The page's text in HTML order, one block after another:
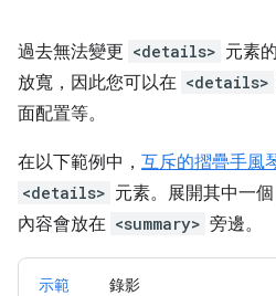
過去無法變更 <details> 元素
放寬，因此您可以在 <details>
面配置等。
在以下範例中， 互斥的摺疊手風
<details> 元素。展開其中一個
內容會放在 <summary> 旁邊。
示範 錄影